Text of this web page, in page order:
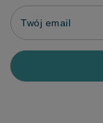
Twój email